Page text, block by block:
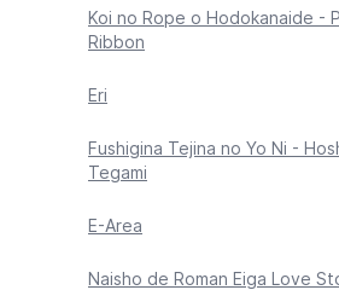
Koi no Rope o Hodokanaide -
Ribbon
Eri
Fushigina Tejina no Yo Ni -
Tegami
E-Area
Naisho de Roman Eiga Love